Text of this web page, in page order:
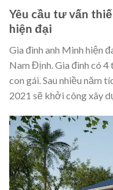
Yêu cầu tư vấn
hiện đại
Gia đình anh Minh hiện
Nam Định. Gia đình có 4
con gái. Sau nhiều năm
2021 sẽ khởi công xây